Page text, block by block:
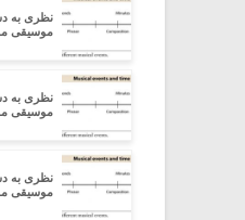
نظری به
موسیقی
نظری به
موسیقی
نظری به
موسیقی